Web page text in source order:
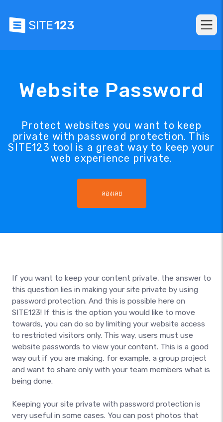
Website Password
Protect websites you want to keep
private with password protection. This
SITE123 tool is a great way to keep your
web experience private.
ลองเลย
If you want to keep your content private, the answer to
this question lies in making your site private by using
password protection. And this is possible here on
SITE123! If this is the option you would like to move
towards, you can do so by limiting your website access
to restricted visitors only. This way, users must use
website passwords to view your content. This is a good
way out if you are making, for example, a group project
and want to share only with your team members what is
being done.
Keeping your site private with password protection is
very useful in some cases. You can post photos that